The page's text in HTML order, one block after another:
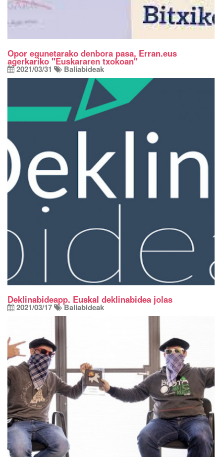
Opor egunetarako denbora pasa, Erran.eus
agerkariko "Euskararen txokoan"
2021/03/31 Baliabideak
Deklinabideapp. Euskal deklinabidea jolas
2021/03/17 Baliabideak